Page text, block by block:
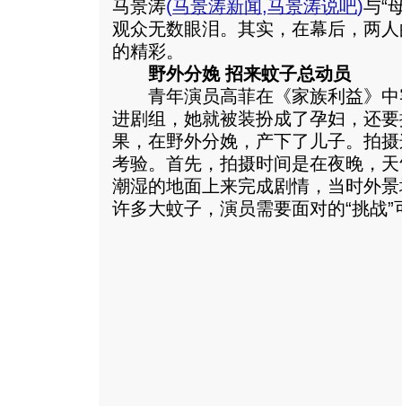
马景涛(马景涛新闻,马景涛说吧)与“
观众无数眼泪。其实，在幕后，两
的精彩。
野外分娩 招来蚊子总动员
青年演员高菲在《家族利益》中
进剧组，她就被装扮成了孕妇，还
果，在野外分娩，产下了儿子。拍
考验。首先，拍摄时间是在夜晚，
潮湿的地面上来完成剧情，当时外
许多大蚊子，演员需要面对的“挑战”